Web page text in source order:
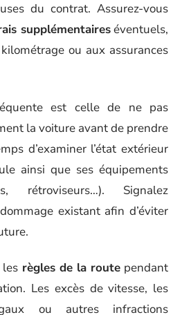
du contrat. Assurez-vous
supplémentaireséventuels,
ou aux assurances
est celle de ne pas
la voiture avant de prendre
d’examiner l’état extérieur
ainsi que ses équipements
rétroviseurs…). Signalez
existant afin d’éviter
les règles de la routependant
Les excès de vitesse, les
ou autres infractions